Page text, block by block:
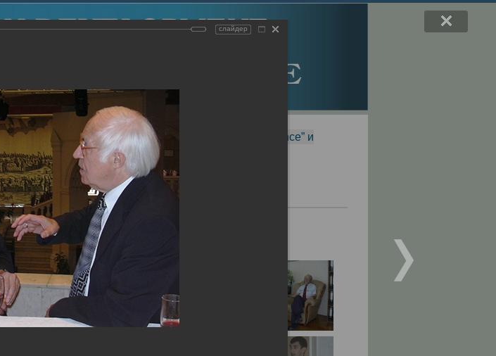
“Modern Development of Magnetic Resonance” и
слайдер